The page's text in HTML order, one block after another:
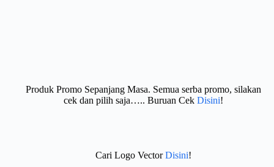
Produk Promo Sepanjang Masa. Semua serba promo, silakan
cek dan pilih saja….. Buruan Cek Disini!
Cari Logo VectorDisini!